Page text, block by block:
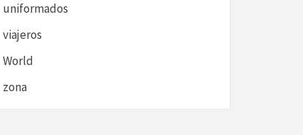
uniformados
viajeros
World
zona